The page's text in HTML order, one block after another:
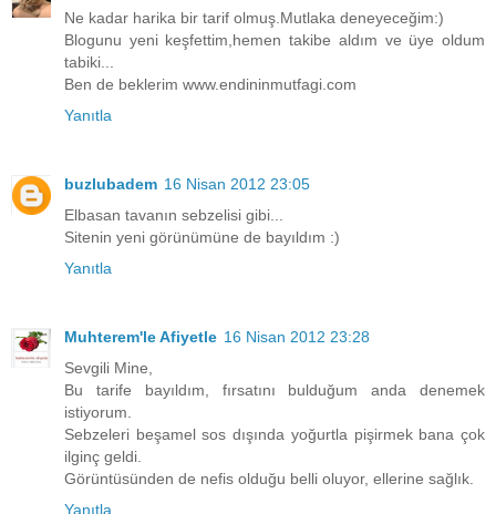
Ne kadar harika bir tarif olmuş.Mutlaka deneyeceğim:)
Blogunu yeni keşfettim,hemen takibe aldım ve üye oldum
tabiki...
Ben de beklerim www.endininmutfagi.com
Yanıtla
buzlubadem 16 Nisan 2012 23:05
Elbasan tavanın sebzelisi gibi...
Sitenin yeni görünümüne de bayıldım :)
Yanıtla
Muhterem'le Afiyetle 16 Nisan 2012 23:28
Sevgili Mine,
Bu tarife bayıldım, fırsatını bulduğum anda denemek
istiyorum.
Sebzeleri beşamel sos dışında yoğurtla pişirmek bana çok
ilginç geldi.
Görüntüsünden de nefis olduğu belli oluyor, ellerine sağlık.
Yanıtla